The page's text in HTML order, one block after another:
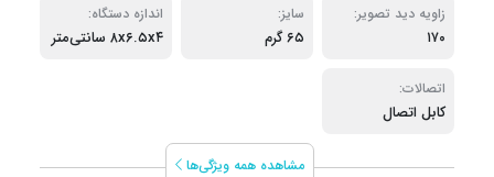
زاویه دید تصویر:
۱۷۰
سایز:
۶۵ گرم
اندازه دستگاه:
۸x۶.۵x۴ سانتی‌متر
اتصالات:
کابل اتصال
مشاهده همه ویژگی‌ها